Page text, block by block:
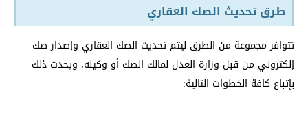
طرق تحديث الصك العقاري
تتوافر مجموعة من الطرق ليتم تحديث الصك العقاري وإصدار صك
إلكتروني من قبل وزارة العدل لمالك الصك أو وكيله، ويحدث ذلك
بإتباع كافة الخطوات التالية: